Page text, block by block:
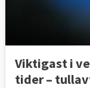
Viktigast i
tider –